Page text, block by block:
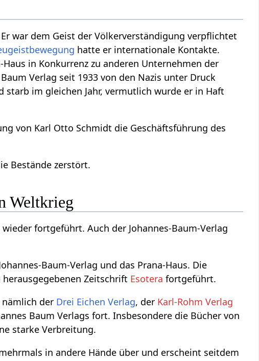
war dem Geist der Völkerverständigung verpflichtet
hatte er internationale Kontakte.
in Konkurrenz zu anderen Unternehmen der
Verlag seit 1933 von den Nazis unter Druck
starb im gleichen Jahr, vermutlich wurde er in Haft
von Karl Otto Schmidt die Geschäftsführung des
Bestände zerstört.
Weltkrieg
fortgeführt. Auch der Johannes-Baum-Verlag
Baum-Verlag und das Prana-Haus. Die
Zeitschrift Esotera fortgeführt.
nämlich der Drei Eichen Verlag, der Karl-Rohm Verlag
Baum Verlags fort. Insbesondere die Bücher von
starke Verbreitung.
in andere Hände über und erscheint seitdem